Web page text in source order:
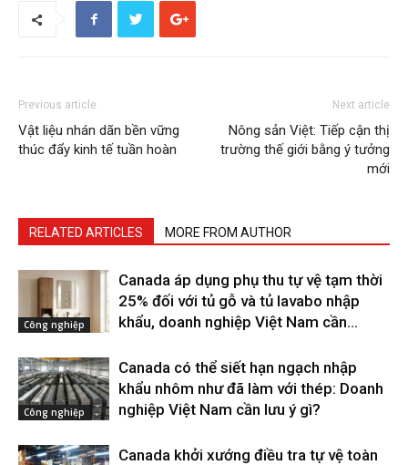
Previous article
Vật liệu nhán dãn bền vững
thúc đẩy kinh tế tuần hoàn
Next article
Nông sản Việt: Tiếp cận thị
trường thế giới bằng ý tưởng
mới
RELATED ARTICLES MORE FROM AUTHOR
Công nghiệp
Canada áp dụng phụ thu tự vệ tạm thời
25% đối với tủ gỗ và tủ lavabo nhập
khẩu, doanh nghiệp Việt Nam cần...
Công nghiệp
Canada có thể siết hạn ngạch nhập
khẩu nhôm như đã làm với thép: Doanh
nghiệp Việt Nam cần lưu ý gì?
Canada khởi xướng điều tra tự vệ toàn